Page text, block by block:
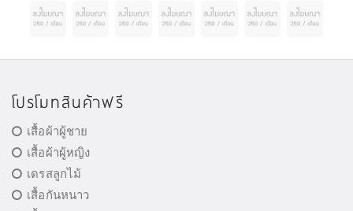
โปรโมทสินค้าฟรี
เสื้อผ้าผู้ชาย
เสื้อผ้าผู้หญิง
เดรสลูกไม้
เสื้อกันหนาว